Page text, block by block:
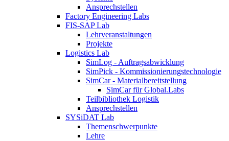
Ansprechstellen
Factory Engineering Labs
FIS-SAP Lab
Lehrveranstaltungen
Projekte
Logistics Lab
SimLog - Auftragsabwicklung
SimPick - Kommissionierungstechnologie
SimCar - Materialbereitstellung
SimCar für Global.Labs
Teilbibliothek Logistik
Ansprechstellen
SYSiDAT Lab
Themenschwerpunkte
Lehre